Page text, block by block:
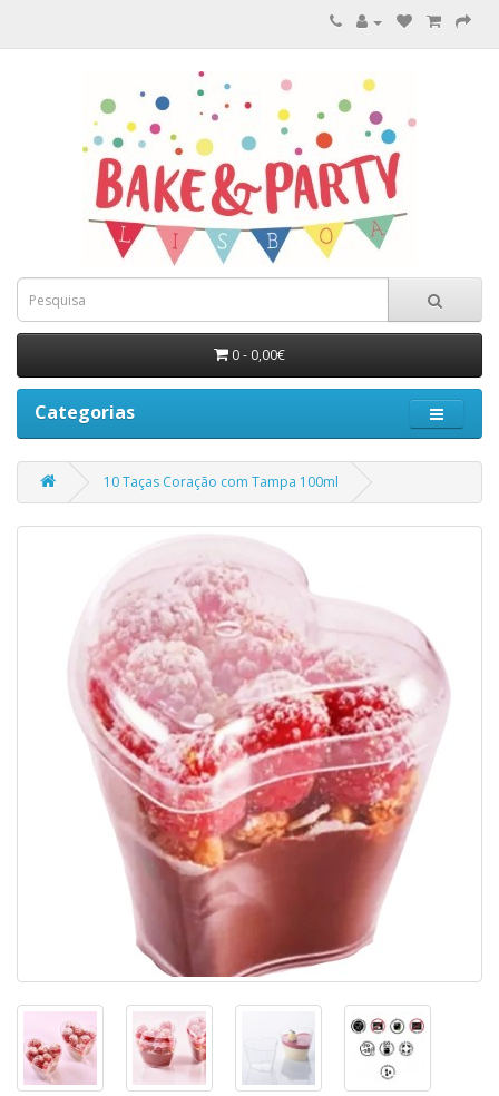
0 - 0,00€
Categorias
10 Taças Coração com Tampa 100ml